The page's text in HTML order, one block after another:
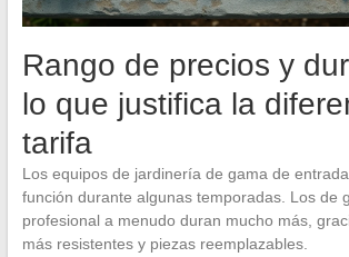
Rango de precios y
lo que justifica la
tarifa
Los equipos de jardinería de gama de
función durante algunas temporadas. Los de
profesional a menudo duran mucho más,
más resistentes y piezas reemplazables.